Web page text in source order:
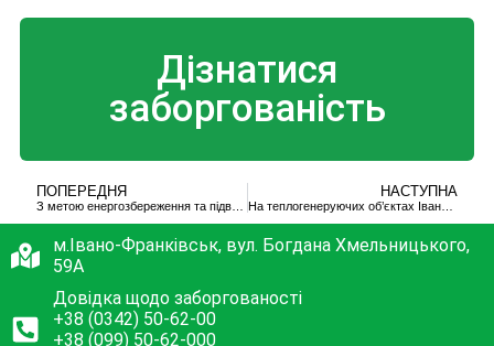
Дізнатися
заборгованість
ПОПЕРЕДНЯ НАСТУПНА
На теплогенеруючих об’єктах Івано-Франківська встановили перетворювачі частоти
м.Івано-Франківськ, вул. Богдана Хмельницького,
59А
Довідка щодо заборгованості
+38 (0342) 50-62-00
+38 (099) 50-62-000